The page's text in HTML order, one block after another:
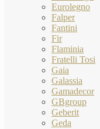
Eurolegno
Falper
Fantini
Fir
Flaminia
Fratelli Tosi
Gaia
Galassia
Gamadecor
GBgroup
Geberit
Geda